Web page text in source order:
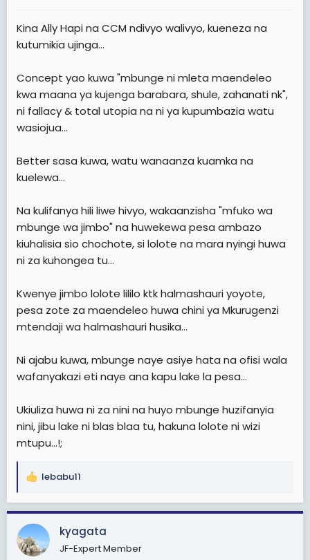
Kina Ally Hapi na CCM ndivyo walivyo, kueneza na
kutumikia ujinga...
Concept yao kuwa "mbunge ni mleta maendeleo
kwa maana ya kujenga barabara, shule, zahanati nk",
ni fallacy & total utopia na ni ya kupumbazia watu
wasiojua...
Better sasa kuwa, watu wanaanza kuamka na
kuelewa...
Na kulifanya hili liwe hivyo, wakaanzisha "mfuko wa
mbunge wa jimbo" na huwekewa pesa ambazo
kiuhalisia sio chochote, si lolote na mara nyingi huwa
ni za kuhongea tu...
Kwenye jimbo lolote lililo ktk halmashauri yoyote,
pesa zote za maendeleo huwa chini ya Mkurugenzi
mtendaji wa halmashauri husika...
Ni ajabu kuwa, mbunge naye asiye hata na ofisi wala
wafanyakazi eti naye ana kapu lake la pesa...
Ukiuliza huwa ni za nini na huyo mbunge huzifanyia
nini, jibu lake ni blas blaa tu, hakuna lolote ni wizi
mtupu...!;
R
a
c
t
i
lebabu11
kyagata
JF-Expert Member